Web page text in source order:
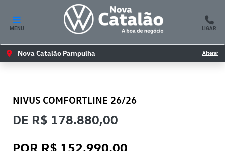
MENU LIGAR
Nova Catalão Pampulha Alterar
NIVUS COMFORTLINE 26/26
DE R$ 178.880,00
POR R$ 152.990,00